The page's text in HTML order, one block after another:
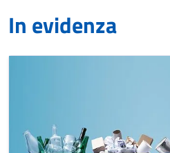
In evidenza